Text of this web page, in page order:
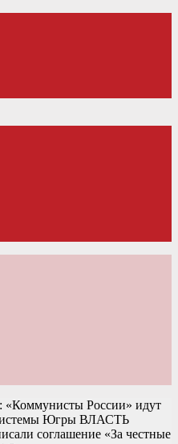
«Коммунисты России» идут
Югры ВЛАСТЬ
соглашение «За честные